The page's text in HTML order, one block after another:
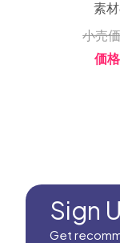
素
小売
価
Sign
Get